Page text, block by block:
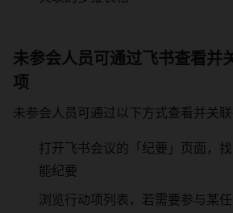
未参会人员可通过飞书查看并
项
未参会人员可通过以下方式查看并关联
打开飞书会议的「纪要」页面，
能纪要
浏览行动项列表，若需要参与某